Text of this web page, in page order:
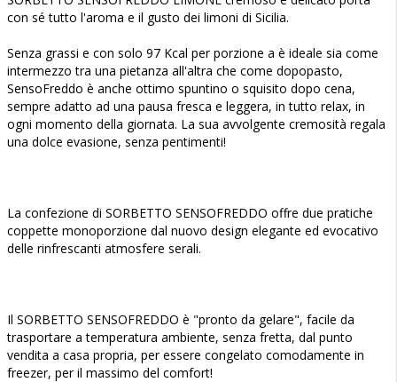
con sé tutto l'aroma e il gusto dei limoni di Sicilia.
Senza grassi e con solo 97 Kcal per porzione a è ideale sia come
intermezzo tra una pietanza all'altra che come dopopasto,
SensoFreddo è anche ottimo spuntino o squisito dopo cena,
sempre adatto ad una pausa fresca e leggera, in tutto relax, in
ogni momento della giornata. La sua avvolgente cremosità regala
una dolce evasione, senza pentimenti!
La confezione di SORBETTO SENSOFREDDO offre due pratiche
coppette monoporzione dal nuovo design elegante ed evocativo
delle rinfrescanti atmosfere serali.
Il SORBETTO SENSOFREDDO è "pronto da gelare", facile da
trasportare a temperatura ambiente, senza fretta, dal punto
vendita a casa propria, per essere congelato comodamente in
freezer, per il massimo del comfort!